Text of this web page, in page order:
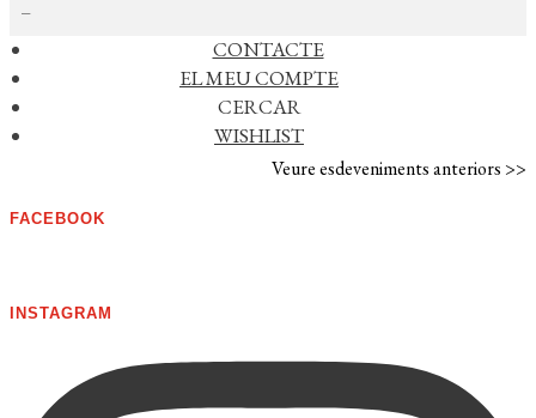
CONTACTE
EL MEU COMPTE
CERCAR
WISHLIST
AGENDA
No s'han trobat esdeveniments
Veure esdeveniments anteriors >>
FACEBOOK
INSTAGRAM